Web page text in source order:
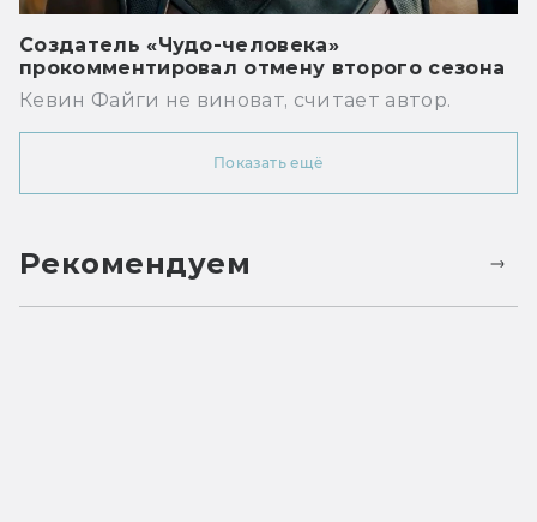
Создатель «Чудо-человека»
прокомментировал отмену второго сезона
Кевин Файги не виноват, считает автор.
Показать ещё
Рекомендуем